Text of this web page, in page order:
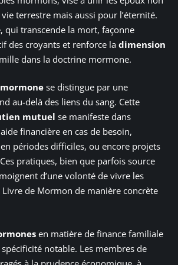
terrestre mais aussi pour l’éternité.
qui transcende la mort, façonne
des croyants et renforce la dimension
dans la doctrine mormone.
se distingue par une
au-delà des liens du sang. Cette
mutuel se manifeste dans
financière en cas de besoin,
périodes difficiles, ou encore projets
pratiques, bien que parfois source
d’une volonté de vivre les
de Mormon de manière concrète
en matière de finance familiale
notable. Les membres de